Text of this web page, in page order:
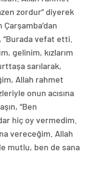
zordur” diyerek
“Burada vefat etti.
gelinim, kızlarım
sarılarak,
Allah rahmet
onun acısına
“Ben
hiç oy vermedim.
vereceğim. Allah
mutlu, ben de sana